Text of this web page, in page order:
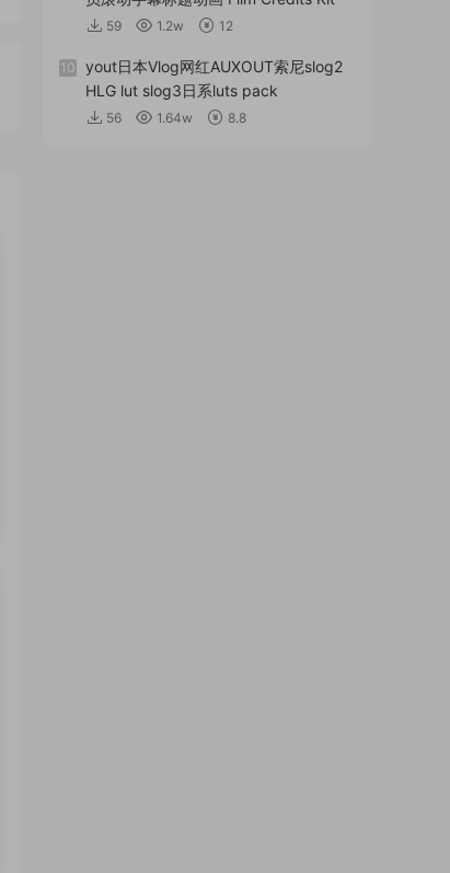
59 1.2w 12
10
yout日本Vlog网红AUXOUT索尼slog2
HLG lut slog3日系luts pack
56 1.64w 8.8